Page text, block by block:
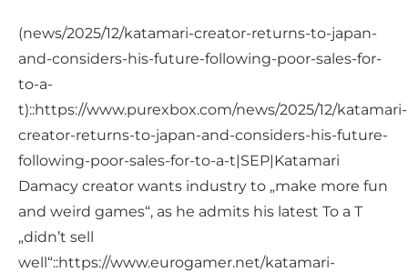
(news/2025/12/katamari-creator-returns-to-japan-
and-considers-his-future-following-poor-sales-for-
to-a-
t)::https://www.purexbox.com/news/2025/12/katamari-
creator-returns-to-japan-and-considers-his-future-
following-poor-sales-for-to-a-t|SEP|Katamari
Damacy creator wants industry to „make more fun
and weird games“, as he admits his latest To a T
„didn’t sell
well“::https://www.eurogamer.net/katamari-